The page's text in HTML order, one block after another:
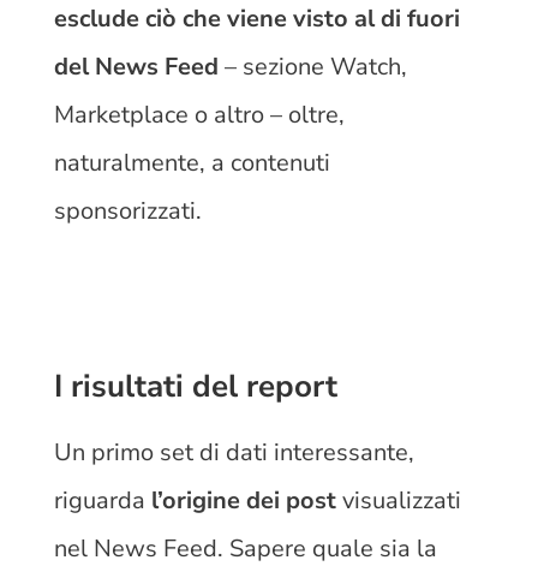
esclude ciò che viene visto al di fuori
del News Feed – sezione Watch,
Marketplace o altro – oltre,
naturalmente, a contenuti
sponsorizzati.
I risultati del report
Un primo set di dati interessante,
riguarda l’origine dei postvisualizzati
nel News Feed. Sapere quale sia la